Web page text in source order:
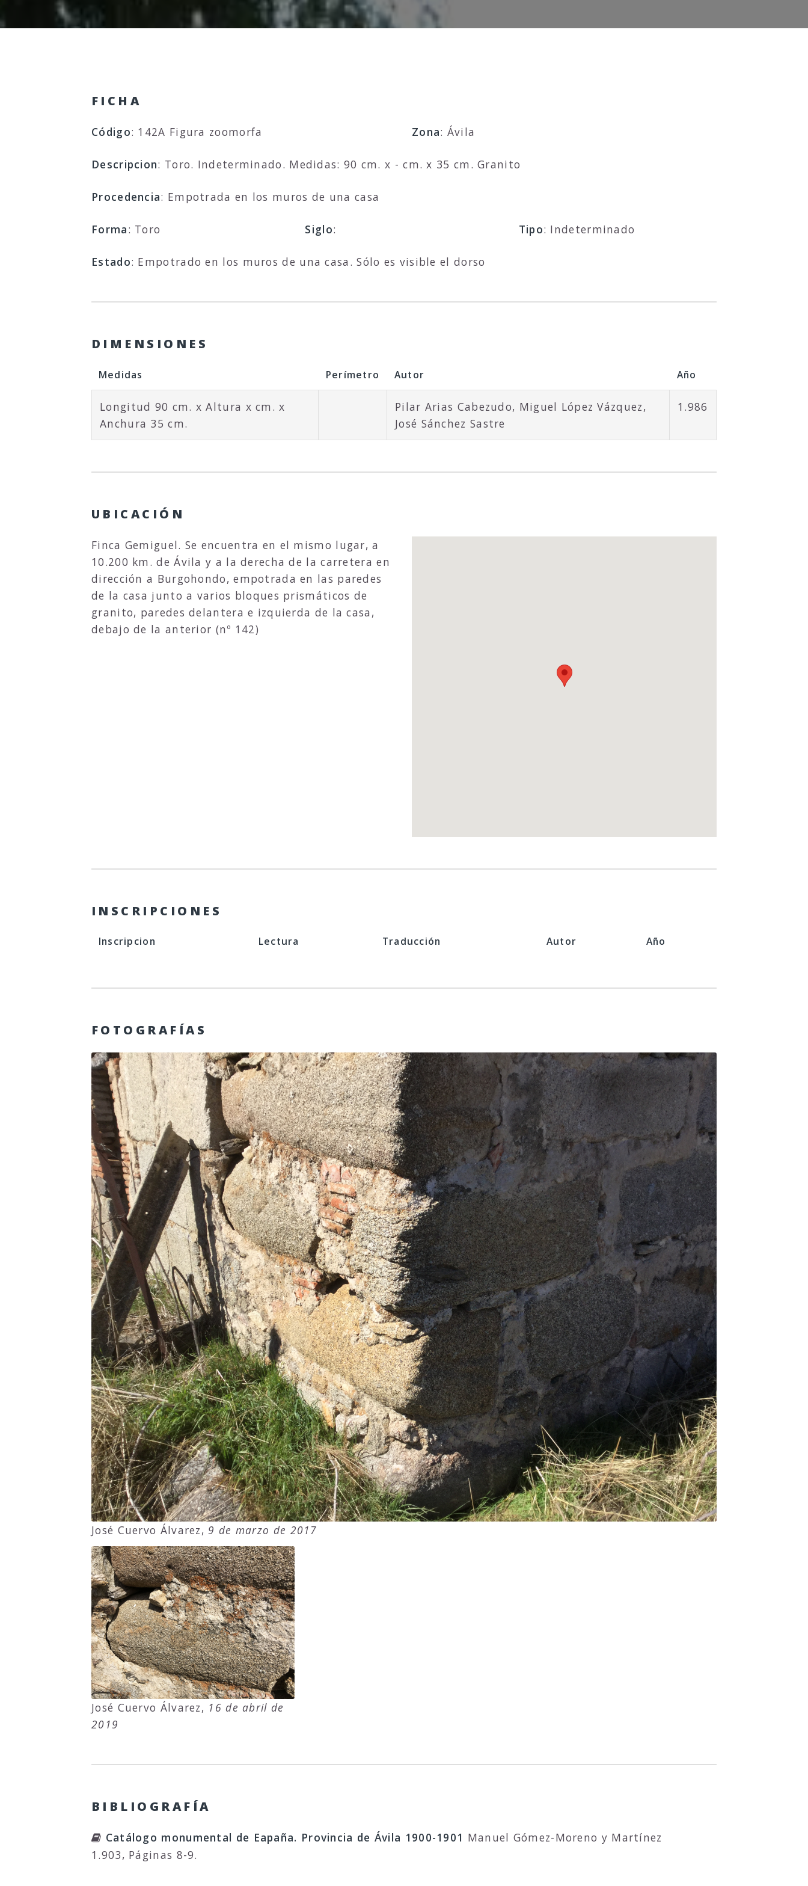
FICHA
Código: 142A Figura zoomorfa Zona: Ávila
Descripcion: Toro. Indeterminado. Medidas: 90 cm. x - cm. x 35 cm. Granito
Procedencia: Empotrada en los muros de una casa
Forma: Toro Siglo: Tipo: Indeterminado
Estado: Empotrado en los muros de una casa. Sólo es visible el dorso
DIMENSIONES
Medidas Perímetro Autor Año
Longitud 90 cm. x Altura x cm. x
Anchura 35 cm.
Pilar Arias Cabezudo, Miguel López Vázquez,
José Sánchez Sastre
1.986
UBICACIÓN
Finca Gemiguel. Se encuentra en el mismo lugar, a
10.200 km. de Ávila y a la derecha de la carretera en
dirección a Burgohondo, empotrada en las paredes
de la casa junto a varios bloques prismáticos de
granito, paredes delantera e izquierda de la casa,
debajo de la anterior (nº 142)
INSCRIPCIONES
Inscripcion Lectura Traducción Autor Año
FOTOGRAFÍAS
José Cuervo Álvarez,9 de marzo de 2017
José Cuervo Álvarez, 16 de abril de
2019
BIBLIOGRAFÍA
Catálogo monumental de Eapaña. Provincia de Ávila 1900-1901 Manuel Gómez-Moreno y Martínez
1.903, Páginas 8-9.